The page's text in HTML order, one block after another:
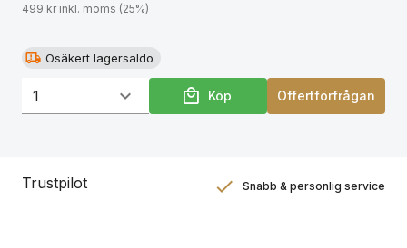
499 kr inkl. moms (25%)
Osäkert lagersaldo
Köp Offertförfrågan
Trustpilot Snabb & personlig service